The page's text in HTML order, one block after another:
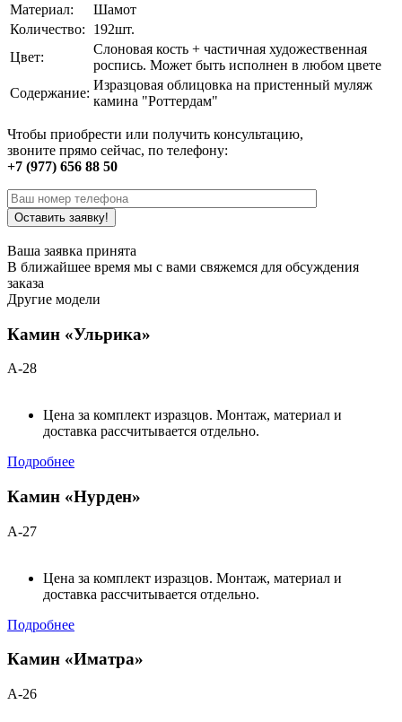
Материал:
Шамот
Количество:
192шт.
Цвет:
Слоновая кость + частичная художественная
роспись. Может быть исполнен в любом цвете
Содержание:
Изразцовая облицовка на пристенный муляж
камина "Роттердам"
Чтобы приобрести или получить консультацию,
звоните прямо сейчас, по телефону:
+7 (977) 656 88 50
Ваша заявка принята
В ближайшее время мы с вами свяжемся для обсуждения
заказа
Другие модели
Камин «Ульрика»
А-28
Цена за комплект изразцов. Монтаж, материал и
доставка рассчитывается отдельно.
Подробнее
Камин «Нурден»
А-27
Цена за комплект изразцов. Монтаж, материал и
доставка рассчитывается отдельно.
Подробнее
Камин «Иматра»
А-26